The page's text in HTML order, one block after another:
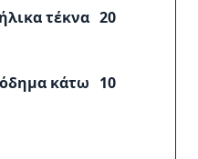
τέκνα 20
κάτω 10